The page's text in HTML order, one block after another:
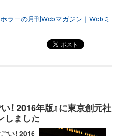
ホラーの月刊Webマガジン｜Webミ
！ 2016年版』に東京創元社
しました
い！ 2016